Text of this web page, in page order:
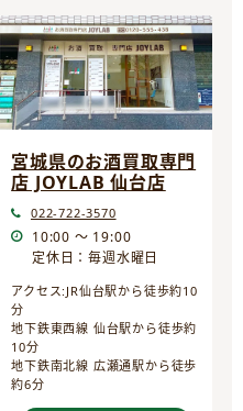
宮城県のお酒買取専門
店 JOYLAB 仙台店
022-722-3570
10:00 ～ 19:00
定休日：毎週水曜日
アクセス:JR仙台駅から徒歩約10
分
地下鉄東西線 仙台駅から徒歩約
10分
地下鉄南北線 広瀬通駅から徒歩
約6分